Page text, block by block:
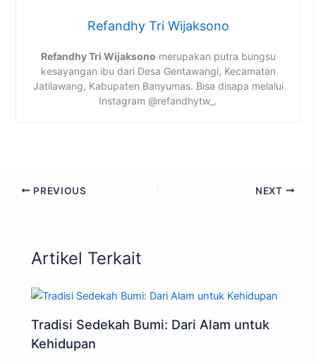
Refandhy Tri Wijaksono
Refandhy Tri Wijaksono merupakan putra bungsu
kesayangan ibu dari Desa Gentawangi, Kecamatan
Jatilawang, Kabupaten Banyumas. Bisa disapa melalui
Instagram @refandhytw_.
PREVIOUS NEXT
Artikel Terkait
Tradisi Sedekah Bumi: Dari Alam untuk
Kehidupan